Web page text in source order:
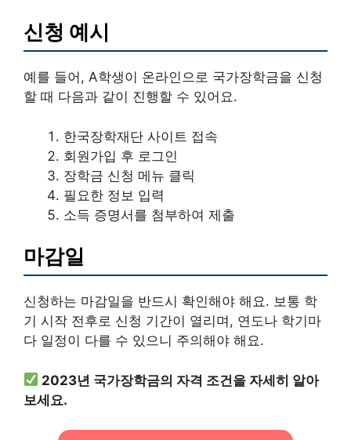
신청 예시
예를 들어, A학생이 온라인으로 국가장학금을 신청
할 때 다음과 같이 진행할 수 있어요.
한국장학재단 사이트 접속
회원가입 후 로그인
장학금 신청 메뉴 클릭
필요한 정보 입력
소득 증명서를 첨부하여 제출
마감일
신청하는 마감일을 반드시 확인해야 해요. 보통 학
기 시작 전후로 신청 기간이 열리며, 연도나 학기마
다 일정이 다를 수 있으니 주의해야 해요.
2023년 국가장학금의 자격 조건을 자세히 알아
보세요.